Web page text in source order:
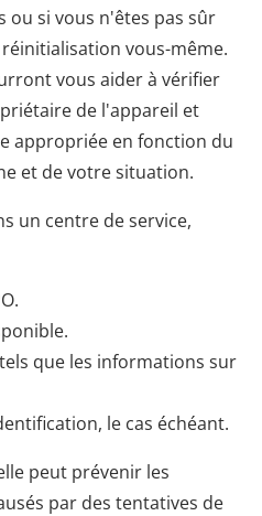
si vous n'êtes pas sûr
vous-même.
vous aider à vérifier
de l'appareil et
appropriée en fonction du
et de votre situation.
un centre de service,
que les informations sur
le cas échéant.
peut prévenir les
par des tentatives de